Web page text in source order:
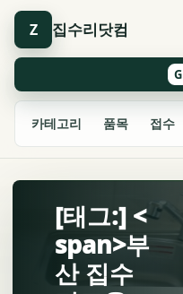
Z 집수리닷컴
카테고리 품목 접수
G
[태그:] <
span>부
산 집수